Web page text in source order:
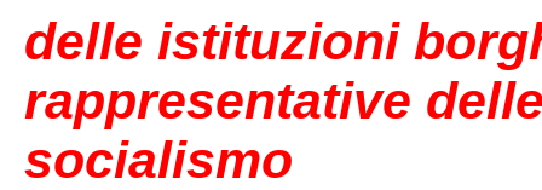
delle istituzioni
rappresentative
socialismo